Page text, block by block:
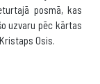
posmā, kas
uzvaru pēc kārtas
Osis.